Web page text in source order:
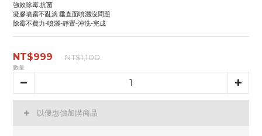
強效除霉.抗菌
凝膠噴霧不亂滴.垂直面噴灑沒問題
除霉不費力-噴灑-靜置-沖洗-完成
NT$999 NT$1,100
數量
以優惠價加購商品